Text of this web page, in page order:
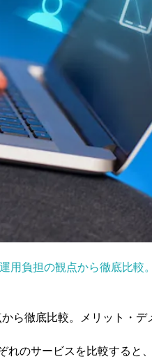
負担の観点から徹底比較
ら徹底比較。メリット・
のサービスを比較すると